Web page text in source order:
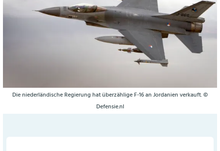
Die niederländische Regierung hat überzählige F-16 an Jordanien verkauft. ©
Defensie.nl